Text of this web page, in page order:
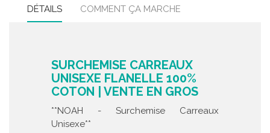
DÉTAILS COMMENT ÇA MARCHE
SURCHEMISE CARREAUX
UNISEXE FLANELLE 100%
COTON | VENTE EN GROS
**NOAH - Surchemise Carreaux
Unisexe**